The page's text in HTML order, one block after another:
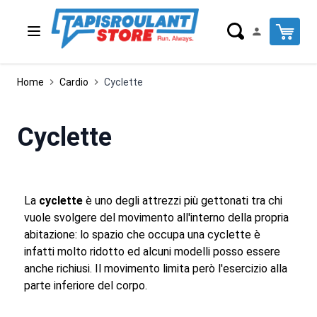
Salta al contenuto
Cart
Home Cardio Cyclette
Cyclette
La cyclette è uno degli attrezzi più gettonati tra chi
vuole svolgere del movimento all'interno della propria
abitazione: lo spazio che occupa una cyclette è
infatti molto ridotto ed alcuni modelli posso essere
anche richiusi. Il movimento limita però l'esercizio alla
parte inferiore del corpo.